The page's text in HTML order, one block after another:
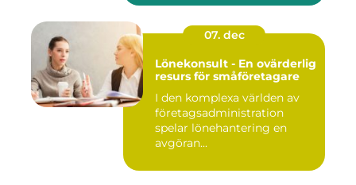
07. dec
Lönekonsult - En ovärderlig
resurs för småföretagare
I den komplexa världen av
företagsadministration
spelar lönehantering en
avgöran...